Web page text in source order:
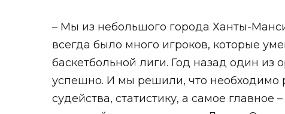
– Мы из небольшого города Ханты-
всегда было много игроков, которые
баскетбольной лиги. Год назад один
успешно. И мы решили, что необходимо
судейства, статистику, а самое